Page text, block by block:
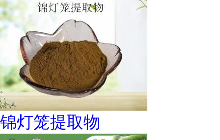
锦灯笼提取物